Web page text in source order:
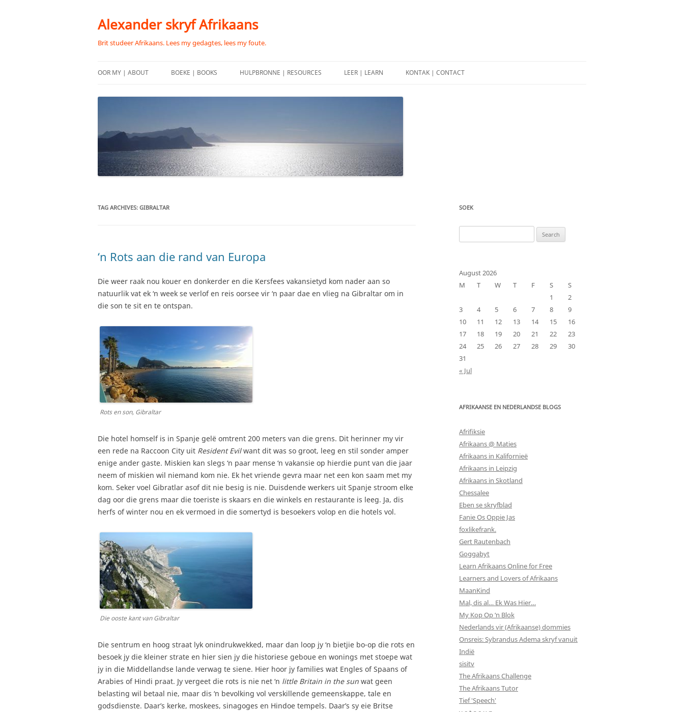
content
Alexander skryf Afrikaans
Brit studeer Afrikaans. Lees my gedagtes, lees my foute.
OOR MY | ABOUT BOEKE | BOOKS HULPBRONNE | RESOURCES LEER | LEARN KONTAK | CONTACT
TAG ARCHIVES: GIBRALTAR
‘n Rots aan die rand van Europa
Die weer raak nou kouer en donkerder en die Kersfees vakansietyd kom nader aan so
natuurlik vat ek ‘n week se verlof en reis oorsee vir ‘n paar dae en vlieg na Gibraltar om in
die son te sit en te ontspan.
Rots en son, Gibraltar
Die hotel homself is in Spanje gelë omtrent 200 meters van die grens. Dit herinner my vir
een rede na Raccoon City uit Resident Evilwant dit was so groot, leeg en stil sonder amper
enige ander gaste. Miskien kan slegs ‘n paar mense ‘n vakansie op hierdie punt van die jaar
neem of miskien wil niemand kom nie. Ek het vriende gevra maar net een kon saam met my
kom. Seker voel Gibratlar asof dit nie besig is nie. Duisdende werkers uit Spanje stroom elke
dag oor die grens maar die toeriste is skaars en die winkels en restaurante is leeg. Ja, dis
herfs of winter nou en ek vermoed in die somertyd is besoekers volop en die hotels vol.
Die ooste kant van Gibraltar
Die sentrum en hoog straat lyk onindrukwekked, maar dan loop jy ‘n bietjie bo-op die rots en
besoek jy die kleiner strate en hier sien jy die historiese geboue en wonings met stoepe wat
jy in die Middellandse lande verwag te siene. Hier hoor jy families wat Engles of Spaans of
Arabies of Hindi praat. Jy vergeet die rots is nie net ‘n little Britain in the sun wat geen
belasting wil betaal nie, maar dis ‘n bevolking vol verskillende gemeenskappe, tale en
godsdienste. Daar’s kerke, moskees, sinagoges en Hindoe tempels. Daar’s sy eie Britse
SOEK
for:
August 2026
M
T W T F S
S
1
2
3
4 5 6 7 8
9
10
11 12 13 14 15
16
17
18 19 20 21 22
23
24
25 26 27 28 29
30
31
« Jul
AFRIKAANSE EN NEDERLANDSE BLOGS
Afrifiksie
Afrikaans @ Maties
Afrikaans in Kalifornieë
Afrikaans in Leipzig
Afrikaans in Skotland
Chessalee
Eben se skryfblad
Fanie Os Oppie Jas
foxlikefrank.
Gert Rautenbach
Goggabyt
Learn Afrikaans Online for Free
Learners and Lovers of Afrikaans
MaanKind
Mal, dis al… Ek Was Hier…
My Kop Op ‘n Blok
Nederlands vir (Afrikaanse) dommies
Onsreis: Sybrandus Adema skryf vanuit
Indië
sisitv
The Afrikaans Challenge
The Afrikaans Tutor
Tief 'Speech'